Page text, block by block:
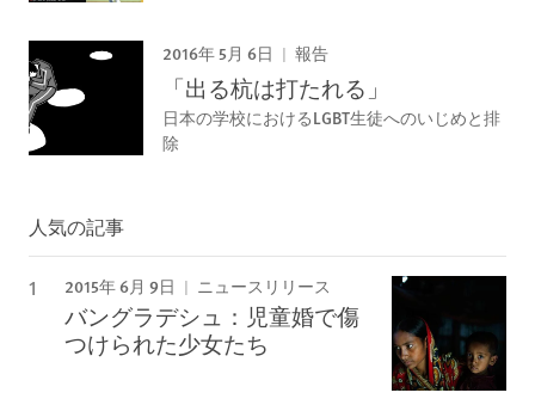
2016年 5月 6日 報告
「出る杭は打たれる」
日本の学校におけるLGBT生徒へのいじめと排
除
人気の記事
2015年 6月 9日 ニュースリリース
バングラデシュ：児童婚で傷
つけられた少女たち